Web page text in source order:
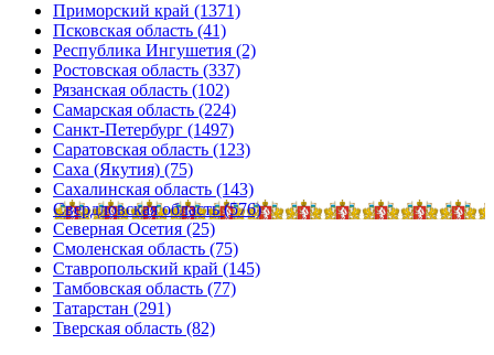
Приморский край (1371)
Псковская область (41)
Республика Ингушетия (2)
Ростовская область (337)
Рязанская область (102)
Самарская область (224)
Санкт-Петербург (1497)
Саратовская область (123)
Саха (Якутия) (75)
Сахалинская область (143)
Свердловская область (576)
Северная Осетия (25)
Смоленская область (75)
Ставропольский край (145)
Тамбовская область (77)
Татарстан (291)
Тверская область (82)